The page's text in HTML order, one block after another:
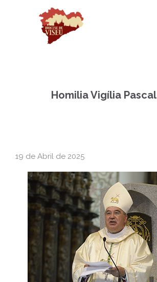
Homilia Vigília Pascal
19 de Abril de 2025